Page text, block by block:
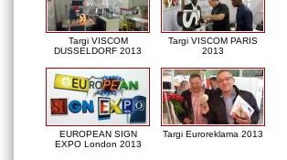
Targi VISCOM
DUSSELDORF 2013
Targi VISCOM PARIS
2013
EUROPEAN SIGN
EXPO London 2013
Targi Euroreklama 2013